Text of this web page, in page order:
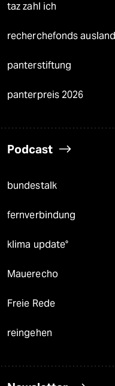
taz zahl ich
recherchefonds ausland
panterstiftung
panterpreis 2026
Podcast
bundestalk
fernverbindung
klima update°
Mauerecho
Freie Rede
reingehen